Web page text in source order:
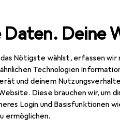
Daten. Deine
das Nötigste wählst, erfassen wir
Technologien
und deinem
Diese brauchen wir, um
Login und Basisfunktionen
ermöglichen.
Sport Bike